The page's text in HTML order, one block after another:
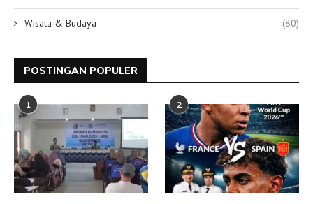
Wisata & Budaya (80)
POSTINGAN POPULER
1 2